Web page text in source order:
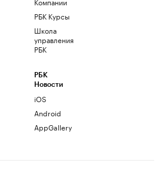
РБК Курсы
Школа
управления
РБК
РБК
Новости
iOS
Android
AppGallery